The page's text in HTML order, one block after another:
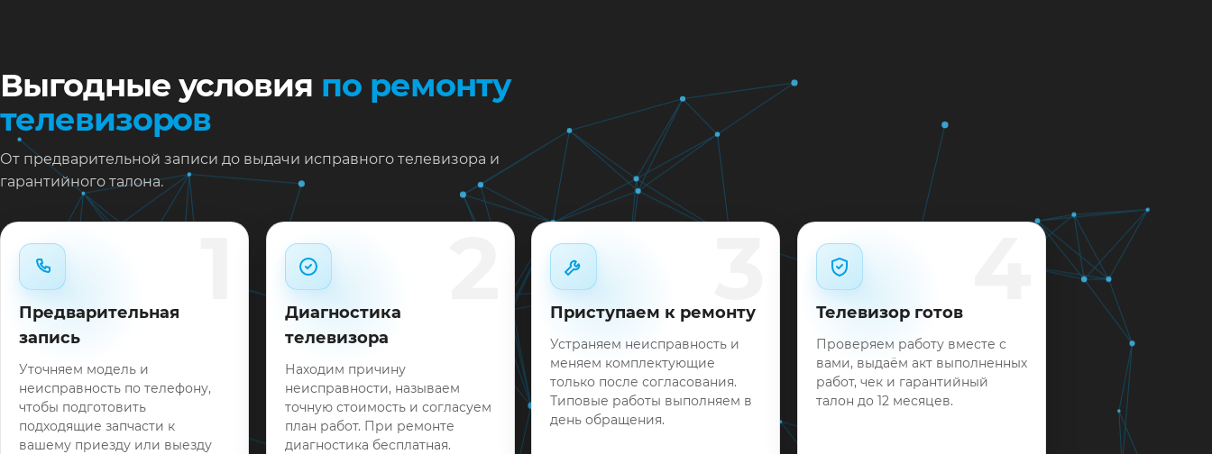
Выгодные условия по ремонту
телевизоров
От предварительной записи до выдачи исправного телевизора и
гарантийного талона.
Предварительная
запись
Уточняем модель и
неисправность по телефону,
чтобы подготовить
подходящие запчасти к
вашему приезду или выезду
Диагностика
телевизора
Находим причину
неисправности, называем
точную стоимость и согласуем
план работ. При ремонте
диагностика бесплатная.
Приступаем к ремонту
Устраняем неисправность и
меняем комплектующие
только после согласования.
Типовые работы выполняем в
день обращения.
Телевизор готов
Проверяем работу вместе с
вами, выдаём акт выполненных
работ, чек и гарантийный
талон до 12 месяцев.